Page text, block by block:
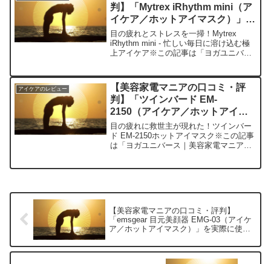
判】「Mytrex iRhythm mini（ア
イケア／ホットアイマスク）」を
実際に使ってみた正直感想
目の疲れとストレスを一掃！Mytrex
iRhythm mini - 忙しい毎日に溶け込む極
上アイケア※この記事は「ヨガユニバー
の口コミ今日、編集部が紹介したいのが
「M...
アイケアのレビュー
【美容家電マニアの口コミ・評
判】「ツインバード EM-
2150（アイケア／ホットアイマ
スク）」を実際に使ってみた正直
感想
目の疲れに救世主が現れた！ツインバー
ド EM-2150ホットアイマスク※この記事
は「ヨガユニバース｜美容家電マニアの
【美容家電マニアの口コミ・評判】
「emsgear 目元美顔器 EMG-03（アイケ
ア／ホットアイマスク）」を実際に使っ